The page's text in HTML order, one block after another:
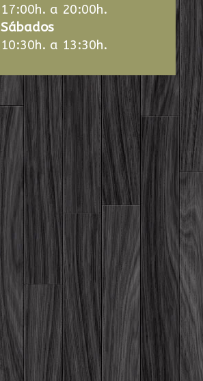
17:00h. a 20:00h.
Sábados
10:30h. a 13:30h.